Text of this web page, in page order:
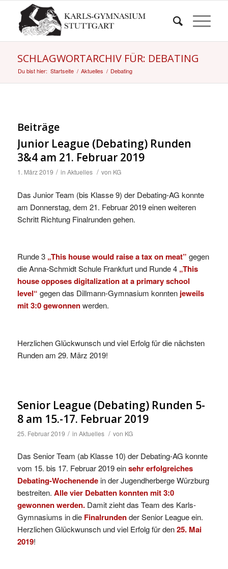
SCHLAGWORTARCHIV FÜR: DEBATING
Du bist hier: Startseite / Aktuelles / Debating
Beiträge
Junior League (Debating) Runden
3&4 am 21. Februar 2019
1. März 2019 / in Aktuelles / von KG
Das Junior Team (bis Klasse 9) der Debating-AG konnte
am Donnerstag, dem 21. Februar 2019 einen weiteren
Schritt Richtung Finalrunden gehen.
Runde 3 „This house would raise a tax on meat” gegen
die Anna-Schmidt Schule Frankfurt und Runde 4 „This
house opposes digitalization at a primary school
level“ gegen das Dillmann-Gymnasium konnten jeweils
mit 3:0 gewonnenwerden.
Herzlichen Glückwunsch und viel Erfolg für die nächsten
Runden am 29. März 2019!
Senior League (Debating) Runden 5-
8 am 15.-17. Februar 2019
25. Februar 2019 / in Aktuelles / von KG
Das Senior Team (ab Klasse 10) der Debating-AG konnte
vom 15. bis 17. Februar 2019 einsehr erfolgreiches
Debating-Wochenendein der Jugendherberge Würzburg
bestreiten. Alle vier Debatten konnten mit 3:0
gewonnen werden.Damit zieht das Team des Karls-
Gymnasiums in die Finalrundender Senior League ein.
Herzlichen Glückwunsch und viel Erfolg für den25. Mai
2019!